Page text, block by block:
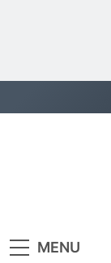
to
MENU